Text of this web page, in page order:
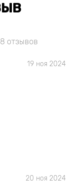
отзывов
19 ноя 2024
20 ноя 2024